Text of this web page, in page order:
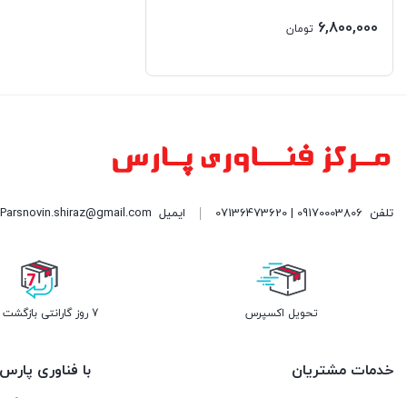
مسترتک | MasterTech
هارمن کاردن | Harman kardon
هایک ویژن | HIKVISION
6,800,000 تومان
تلفن 09170003806 | 07136473620 ایمیل Parsnovin.shiraz@gmail.com| نشانی: شیراز - خیابان ملاصدرا مرکز کامپیوتر پارس (PC CENTER) طبقه همکف واحد 109| فروشگاه پارس نوین
تحویل اکسپرس 7 روز گارانتی بازگشت وجه
خدمات مشتریان با فناوری پارس